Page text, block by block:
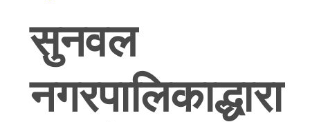
सुनवल
नगरपालिकाद्धारा